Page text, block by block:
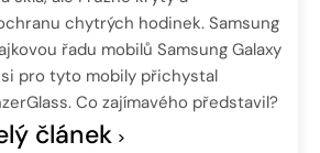
chytrých hodinek. Samsung
řadu mobilů Samsung Galaxy
pro tyto mobily přichystal
Co zajímavého představil?
článek